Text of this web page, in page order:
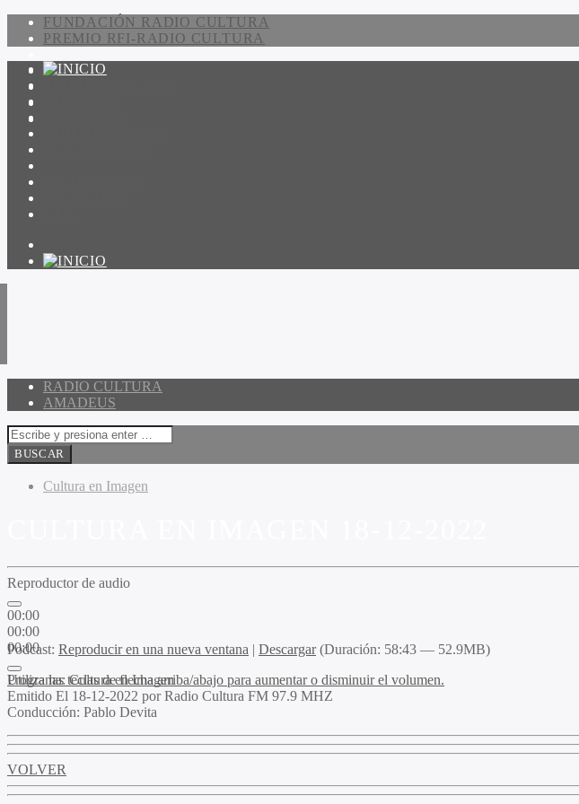
FUNDACIÓN RADIO CULTURA
PREMIO RFI-RADIO CULTURA
RADIO CULTURA
AMADEUS
Cultura en Imagen
Reproductor de audio
00:00
00:00
00:00
Utiliza las teclas de flecha arriba/abajo para aumentar o disminuir el volumen.
Podcast: Reproducir en una nueva ventana | Descargar(Duración: 58:43 — 52.9MB)
Programa: Cultura en Imagen
Emitido El 18-12-2022 por Radio Cultura FM 97.9 MHZ
Conducción: Pablo Devita
VOLVER